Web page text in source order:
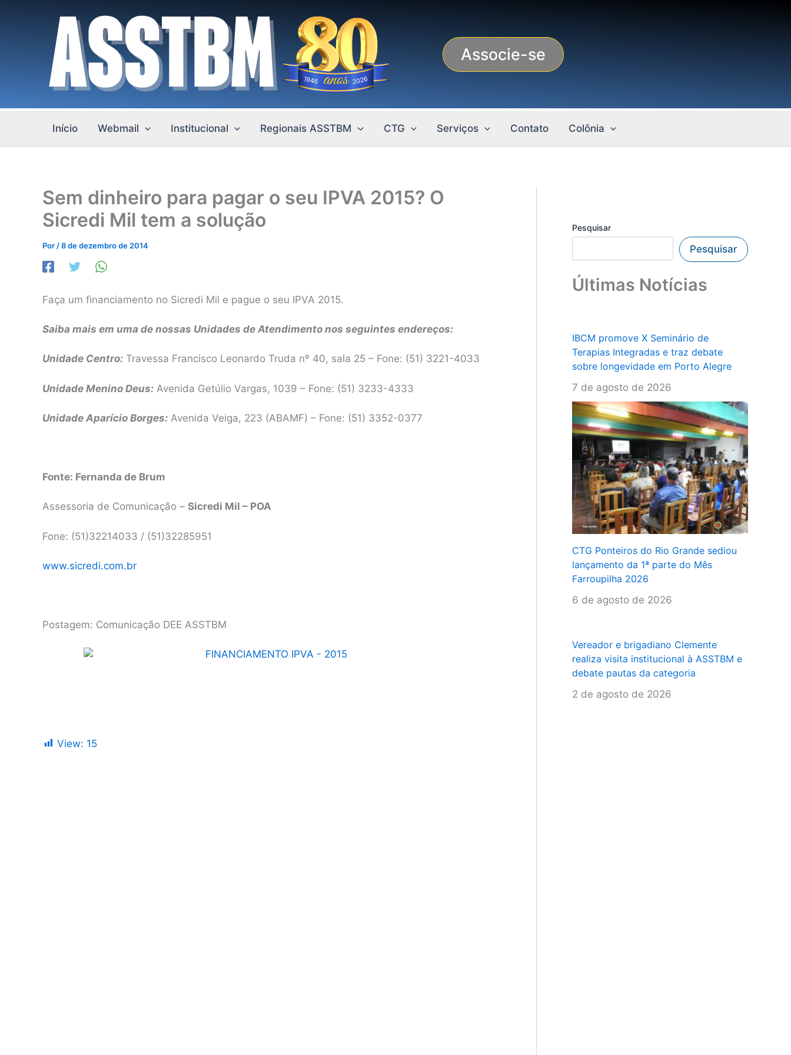
Associe-se
Início Webmail Institucional Regionais ASSTBM CTG Serviços Contato Colônia
Sem dinheiro para pagar o seu IPVA 2015? O
Sicredi Mil tem a solução
Por /8 de dezembro de 2014
Faça um financiamento no Sicredi Mil e pague o seu IPVA 2015.
Saiba mais em uma de nossas Unidades de Atendimento nos seguintes endereços:
Unidade Centro: Travessa Francisco Leonardo Truda nº 40, sala 25 – Fone: (51) 3221-4033
Unidade Menino Deus: Avenida Getúlio Vargas, 1039 – Fone: (51) 3233-4333
Unidade Aparício Borges: Avenida Veiga, 223 (ABAMF) – Fone: (51) 3352-0377
Fonte: Fernanda de Brum
Assessoria de Comunicação – Sicredi Mil – POA
Fone: (51)32214033 / (51)32285951
www.sicredi.com.br
Postagem: Comunicação DEE ASSTBM
View: 15
Pesquisar
Pesquisar
Últimas Notícias
IBCM promove X Seminário de
Terapias Integradas e traz debate
sobre longevidade em Porto Alegre
7 de agosto de 2026
CTG Ponteiros do Rio Grande sediou
lançamento da 1ª parte do Mês
Farroupilha 2026
6 de agosto de 2026
Vereador e brigadiano Clemente
realiza visita institucional à ASSTBM e
debate pautas da categoria
2 de agosto de 2026